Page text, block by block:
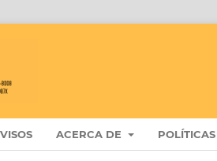
ACERCA DE POLÍTICAS